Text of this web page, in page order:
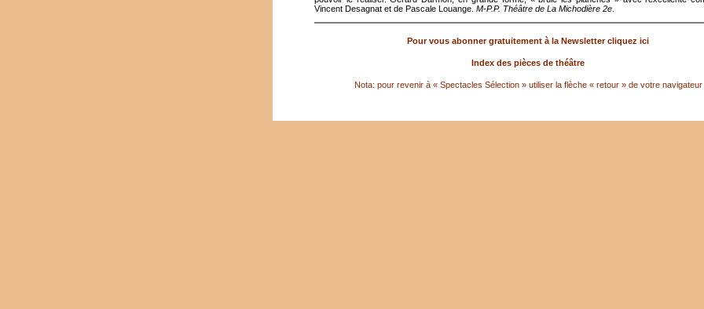
Vincent Desagnat et de Pascale Louange. M-P.P. Théâtre de La Michodière 2e
Pour vous abonner gratuitement à la Newsletter cliquez ici
Index des pièces de théâtre
Nota: pour revenir à « Spectacles Sélection » utiliser la flèche « retour » de votre navigateur